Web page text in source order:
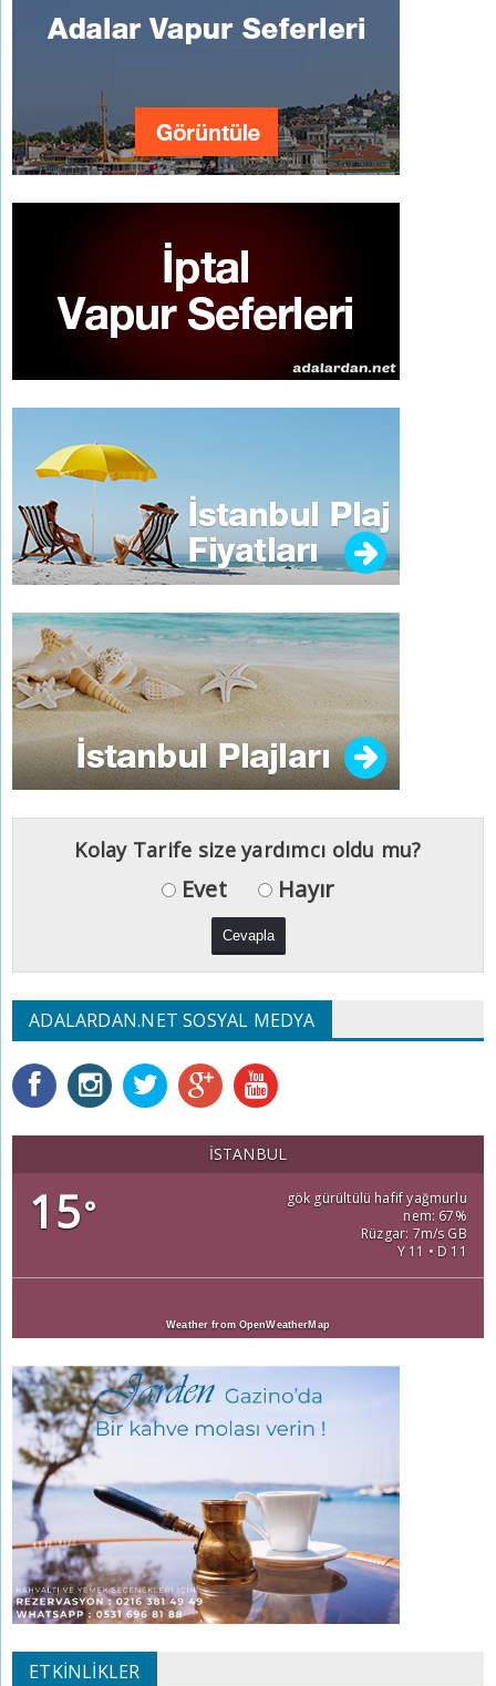
Kolay Tarife size yardımcı oldu mu?
Evet Hayır
ADALARDAN.NET SOSYAL MEDYA
İSTANBUL
15°
gök gürültülü hafif yağmurlu
nem: 67%
Rüzgar: 7m/s GB
Y 11 • D 11
Weather from OpenWeatherMap
ETKINLIKLER